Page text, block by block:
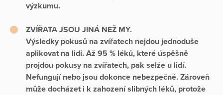
výzkumu.
ZVÍŘATA JSOU JINÁ NEŽ MY.
Výsledky pokusů na zvířatech nejdou jednoduše
aplikovat na lidi. Až 95 % léků, které úspěšně
projdou pokusy na zvířatech, pak selže u lidí.
Nefungují nebo jsou dokonce nebezpečné. Zároveň
může docházet i k zahození slibných léků, protože